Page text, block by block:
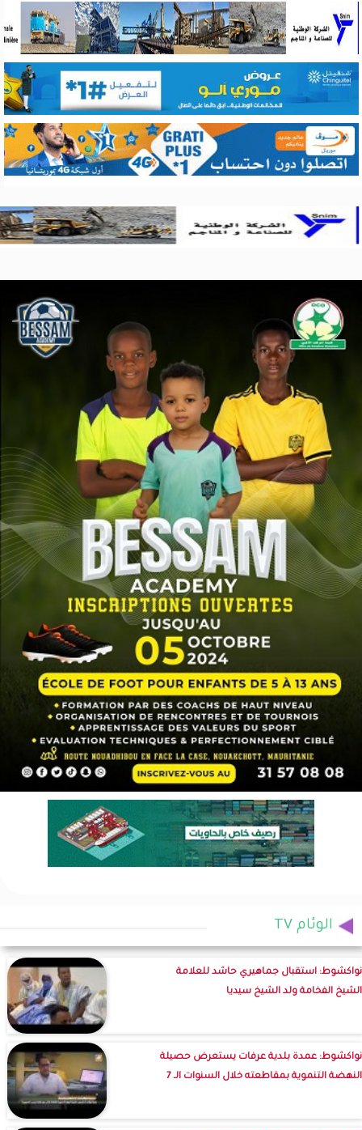
الوئام TV
نواكشوط: استقبال جماهيري حاشد للعلامة
الشيخ الفخامة ولد الشيخ سيديا
نواكشوط: عمدة بلدية عرفات يستعرض حصيلة
النهضة التنموية بمقاطعته خلال السنوات الـ 7